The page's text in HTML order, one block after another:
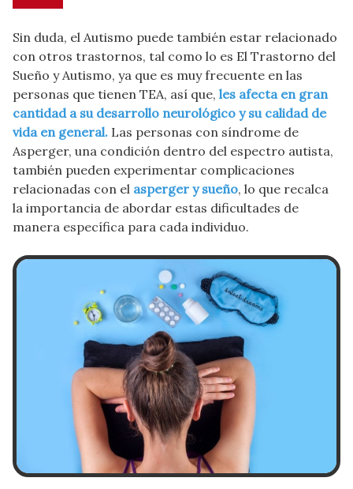
Sin duda, el Autismo puede también estar relacionado
con otros trastornos, tal como lo es El Trastorno del
Sueño y Autismo, ya que es muy frecuente en las
personas que tienen TEA, así que, les afecta en gran
cantidad a su desarrollo neurológico y su calidad de
vida en general. Las personas con síndrome de
Asperger, una condición dentro del espectro autista,
también pueden experimentar complicaciones
relacionadas con el asperger y sueño, lo que recalca
la importancia de abordar estas dificultades de
manera específica para cada individuo.